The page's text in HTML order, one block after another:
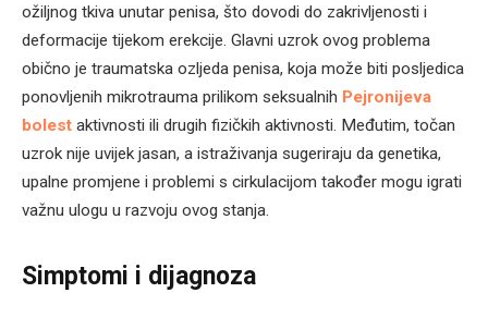
ožiljnog tkiva unutar penisa, što dovodi do zakrivljenosti i
deformacije tijekom erekcije. Glavni uzrok ovog problema
obično je traumatska ozljeda penisa, koja može biti posljedica
ponovljenih mikrotrauma prilikom seksualnih Pejronijeva
bolest aktivnosti ili drugih fizičkih aktivnosti. Međutim, točan
uzrok nije uvijek jasan, a istraživanja sugeriraju da genetika,
upalne promjene i problemi s cirkulacijom također mogu igrati
važnu ulogu u razvoju ovog stanja.
Simptomi i dijagnoza